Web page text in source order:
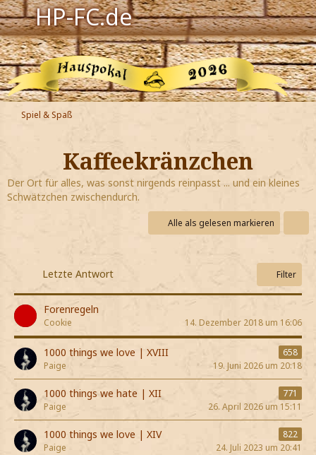
HP-FC.de
Navigation
Harry Potter
Der HP-FC
Hogwarts
Zauberwelt
Willkommen
Jetzt Fanclub-Mitglied werden!
Spiel & Spaß
Kaffeekränzchen
Der Ort für alles, was sonst nirgends reinpasst ... und ein kleines
Schwätzchen zwischendurch.
Alle als gelesen markieren
Letzte Antwort Filter
Forenregeln
Cookie 14. Dezember 2018 um 16:06
1000 things we love | XVIII
658
Paige
19. Juni 2026 um 20:18
1000 things we hate | XII
771
Paige
26. April 2026 um 15:11
1000 things we love | XIV
822
Paige
24. Juli 2023 um 20:41